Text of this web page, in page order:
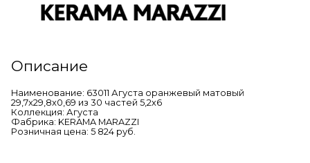
Описание
Наименование: 63011 Агуста оранжевый матовый
29,7x29,8x0,69 из 30 частей 5,2х6
Коллекция: Агуста
Фабрика: KERAMA MARAZZI
Розничная цена: 5 824 руб.